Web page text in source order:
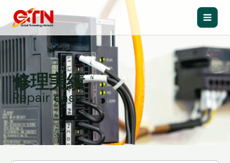
ス
プ
Main
修理実績
Repair case